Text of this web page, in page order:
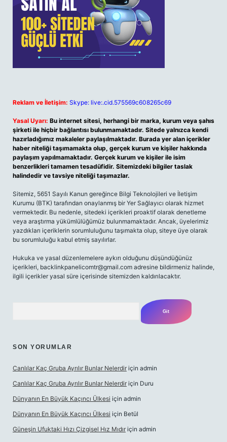
Reklam ve İletişim: Skype: live:.cid.575569c608265c69
Yasal Uyarı: Bu internet sitesi, herhangi bir marka, kurum veya şahıs
şirketi ile hiçbir bağlantısı bulunmamaktadır. Sitede yalnızca kendi
hazırladığımız makaleler paylaşılmaktadır. Burada yer alan içerikler
haber niteliği taşımamakta olup, gerçek kurum ve kişiler hakkında
paylaşım yapılmamaktadır. Gerçek kurum ve kişiler ile isim
benzerlikleri tamamen tesadüfidir. Sitemizdeki bilgiler taslak
halindedir ve tavsiye niteliği taşımazlar.
Sitemiz, 5651 Sayılı Kanun gereğince Bilgi Teknolojileri ve İletişim
Kurumu (BTK) tarafından onaylanmış bir Yer Sağlayıcı olarak hizmet
vermektedir. Bu nedenle, sitedeki içerikleri proaktif olarak denetleme
veya araştırma yükümlülüğümüz bulunmamaktadır. Ancak, üyelerimiz
yazdıkları içeriklerin sorumluluğunu taşımakta olup, siteye üye olarak
bu sorumluluğu kabul etmiş sayılırlar.
Hukuka ve yasal düzenlemelere aykırı olduğunu düşündüğünüz
içerikleri, backlinkpanelicomtr@gmail.com adresine bildirmeniz halinde,
ilgili içerikler yasal süre içerisinde sitemizden kaldırılacaktır.
SON YORUMLAR
Canlılar Kaç Gruba Ayrılır Bunlar Nelerdir için admin
Canlılar Kaç Gruba Ayrılır Bunlar Nelerdir için Duru
Dünyanın En Büyük Kaçıncı Ülkesi için admin
Dünyanın En Büyük Kaçıncı Ülkesi için Betül
Güneşin Ufuktaki Hızı Çizgisel Hız Mıdır için admin